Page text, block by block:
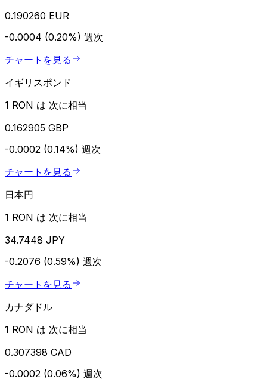
0.190260 EUR
-0.0004 (0.20%) 週次
チャートを見る
イギリスポンド
1 RON は 次に相当
0.162905 GBP
-0.0002 (0.14%) 週次
チャートを見る
日本円
1 RON は 次に相当
34.7448 JPY
-0.2076 (0.59%) 週次
チャートを見る
カナダドル
1 RON は 次に相当
0.307398 CAD
-0.0002 (0.06%) 週次